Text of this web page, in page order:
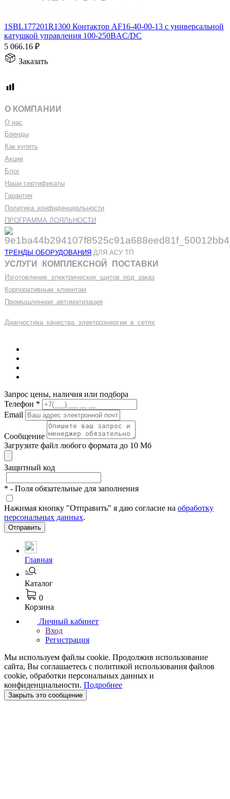
1SBL177201R1300 Контактор AF16-40-00-13 с универсальной
катушкой управления 100-250BAC/DC
5 066.16 ₽
Заказать
О КОМПАНИИ
О нас
Бренды
Как купить
Акции
Блог
Наши сертификаты
Гарантия
Политика конфиденциальности
ПРОГРАММА ЛОЯЛЬНОСТИ
ТРЕНДЫ ОБОРУДОВАНИЯ ДЛЯ АСУ ТП
УСЛУГИ КОМПЛЕКСНОЙ ПОСТАВКИ
Изготовление электрических щитов под заказ
Корпоративным клиентам
Промышленная автоматизация
Диагностика качества электроэнергии в сетях
Запрос цены, наличия или подбора
Телефон *
Email
Сообщение
Загрузите файл любого формата до 10 Мб
Защитный код
* - Поля обязательные для заполнения
Нажимая кнопку "Отправить" я даю согласие на обработку
персональных данных.
Отправить
Главная
Каталог
0
Корзина
Личный кабинет
Вход
Регистрация
Мы используем файлы cookie. Продолжив использование
сайта, Вы соглашаетесь с политикой использования файлов
cookie, обработки персональных данных и
конфиденциальности. Подробнее
Закрыть это сообщение